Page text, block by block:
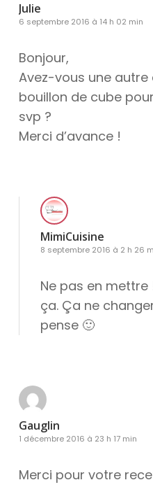
Julie
6 septembre 2016 à 14 h 02 min
Bonjour,
Avez-vous une
bouillon de cube
svp ?
Merci d’avance !
MimiCuisine
8 septembre 2016 à 2 h 26
Ne pas en mettre
ça. Ça ne
pense 🙂
Gauglin
1 décembre 2016 à 23 h 17 min
Merci pour votre